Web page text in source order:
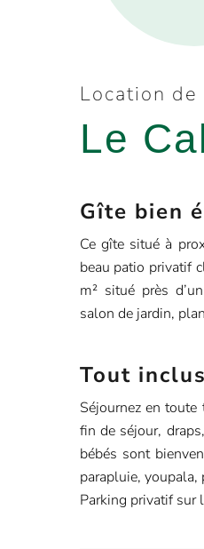
Location de
Le
Gîte bien
Ce gîte situé à
beau patio privatif
m² situé près
salon de jardin,
Tout
Séjournez en
fin de séjour,
bébés sont
parapluie, youpala,
Parking privatif sur